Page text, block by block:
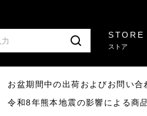
STORE
ストア
盆期間中の出荷およびお問い合
和8年熊本地震の影響による商